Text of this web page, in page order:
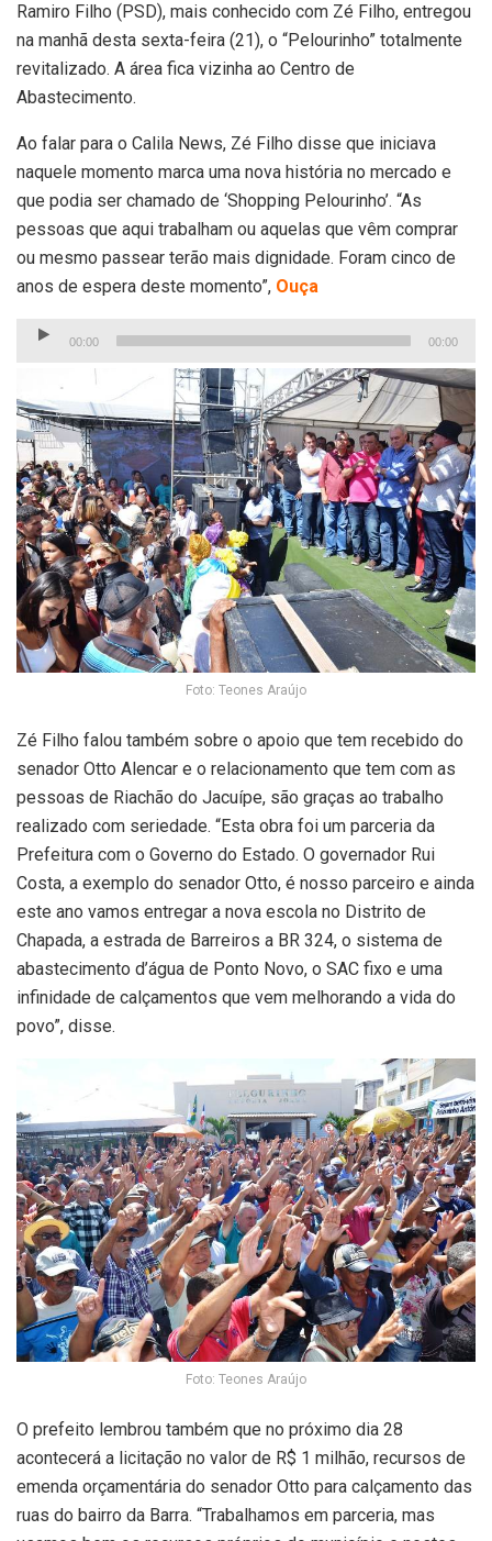
Ramiro Filho (PSD), mais conhecido com Zé Filho, entregou
na manhã desta sexta-feira (21), o “Pelourinho” totalmente
revitalizado. A área fica vizinha ao Centro de
Abastecimento.
Ao falar para o Calila News, Zé Filho disse que iniciava
naquele momento marca uma nova história no mercado e
que podia ser chamado de ‘Shopping Pelourinho’. “As
pessoas que aqui trabalham ou aquelas que vêm comprar
ou mesmo passear terão mais dignidade. Foram cinco de
anos de espera deste momento”, Ouça
Tocador 00:00 00:00
Foto: Teones Araújo
Zé Filho falou também sobre o apoio que tem recebido do
senador Otto Alencar e o relacionamento que tem com as
pessoas de Riachão do Jacuípe, são graças ao trabalho
realizado com seriedade. “Esta obra foi um parceria da
Prefeitura com o Governo do Estado. O governador Rui
Costa, a exemplo do senador Otto, é nosso parceiro e ainda
este ano vamos entregar a nova escola no Distrito de
Chapada, a estrada de Barreiros a BR 324, o sistema de
abastecimento d’água de Ponto Novo, o SAC fixo e uma
infinidade de calçamentos que vem melhorando a vida do
povo”, disse.
Foto: Teones Araújo
O prefeito lembrou também que no próximo dia 28
acontecerá a licitação no valor de R$ 1 milhão, recursos de
emenda orçamentária do senador Otto para calçamento das
ruas do bairro da Barra. “Trabalhamos em parceria, mas